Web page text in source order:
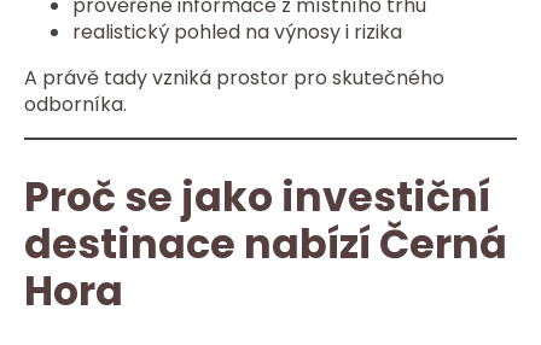
prověřené informace z místního trhu
realistický pohled na výnosy i rizika
A právě tady vzniká prostor pro skutečného
odborníka.
Proč se jako investiční
destinace nabízí Černá
Hora